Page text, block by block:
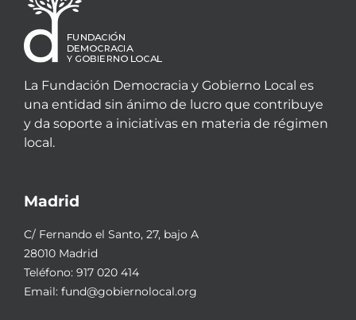
La Fundación Democracia y Gobierno Local es
una entidad sin ánimo de lucro que contribuye
y da soporte a iniciativas en materia de régimen
local.
Madrid
C/ Fernando el Santo, 27, bajo A
28010 Madrid
Teléfono: 917 020 414
Email: fund@gobiernolocal.org